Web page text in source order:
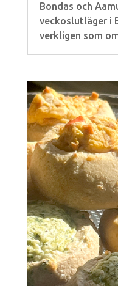
Bondas och
veckoslutläger i
verkligen som